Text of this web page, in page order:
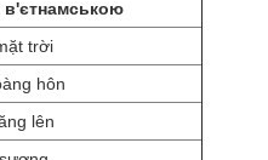
trời
hôn
lên